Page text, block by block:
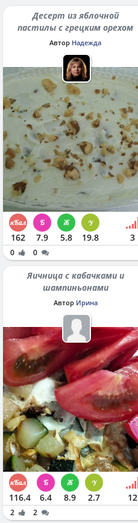
Десерт из яблочной
пастилы с грецким орехом
Автор Надежда
162 7.9 5.8 19.8 3
0 0
Яичница с кабачками и
шампиньонами
Автор Ирина
116.4 6.4 8.9 2.7 12
2 2